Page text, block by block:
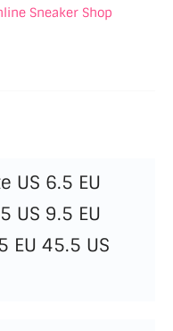
Sneaker Shop
US 6.5 EU
US 9.5 EU
EU 45.5 US